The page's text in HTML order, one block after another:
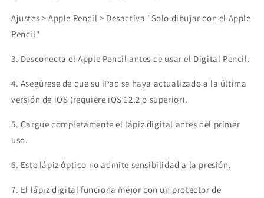
Ajustes > Apple Pencil > Desactiva "Solo dibujar con el Apple
Pencil"
3. Desconecta el Apple Pencil antes de usar el Digital Pencil.
4. Asegúrese de que su iPad se haya actualizado a la última
versión de iOS (requiere iOS 12.2 o superior).
5. Cargue completamente el lápiz digital antes del primer
uso.
6. Este lápiz óptico no admite sensibilidad a la presión.
7. El lápiz digital funciona mejor con un protector de